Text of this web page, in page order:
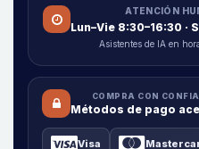
ATENCIÓN
Lun–Vie 8:30–16:30 ·
Asistentes de IA en
COMPRA CON
Métodos de pago
Visa